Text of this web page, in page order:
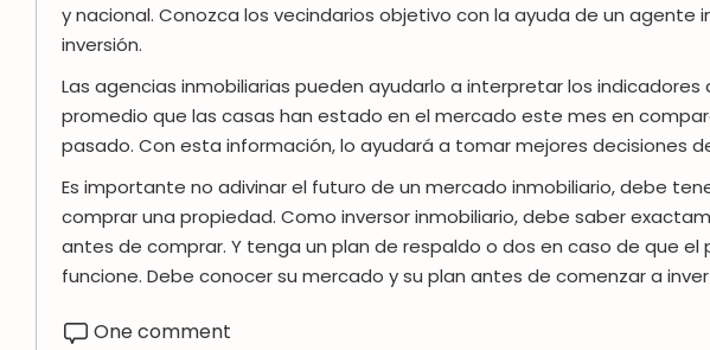
y nacional. Conozca los vecindarios objetivo con la ayuda de un agente
inversión.
Las agencias inmobiliarias pueden ayudarlo a interpretar los
promedio que las casas han estado en el mercado este mes en
pasado. Con esta información, lo ayudará a tomar mejores decisiones
Es importante no adivinar el futuro de un mercado inmobiliario, debe
comprar una propiedad. Como inversor inmobiliario, debe saber
antes de comprar. Y tenga un plan de respaldo o dos en caso de que el
funcione. Debe conocer su mercado y su plan antes de comenzar a
One comment